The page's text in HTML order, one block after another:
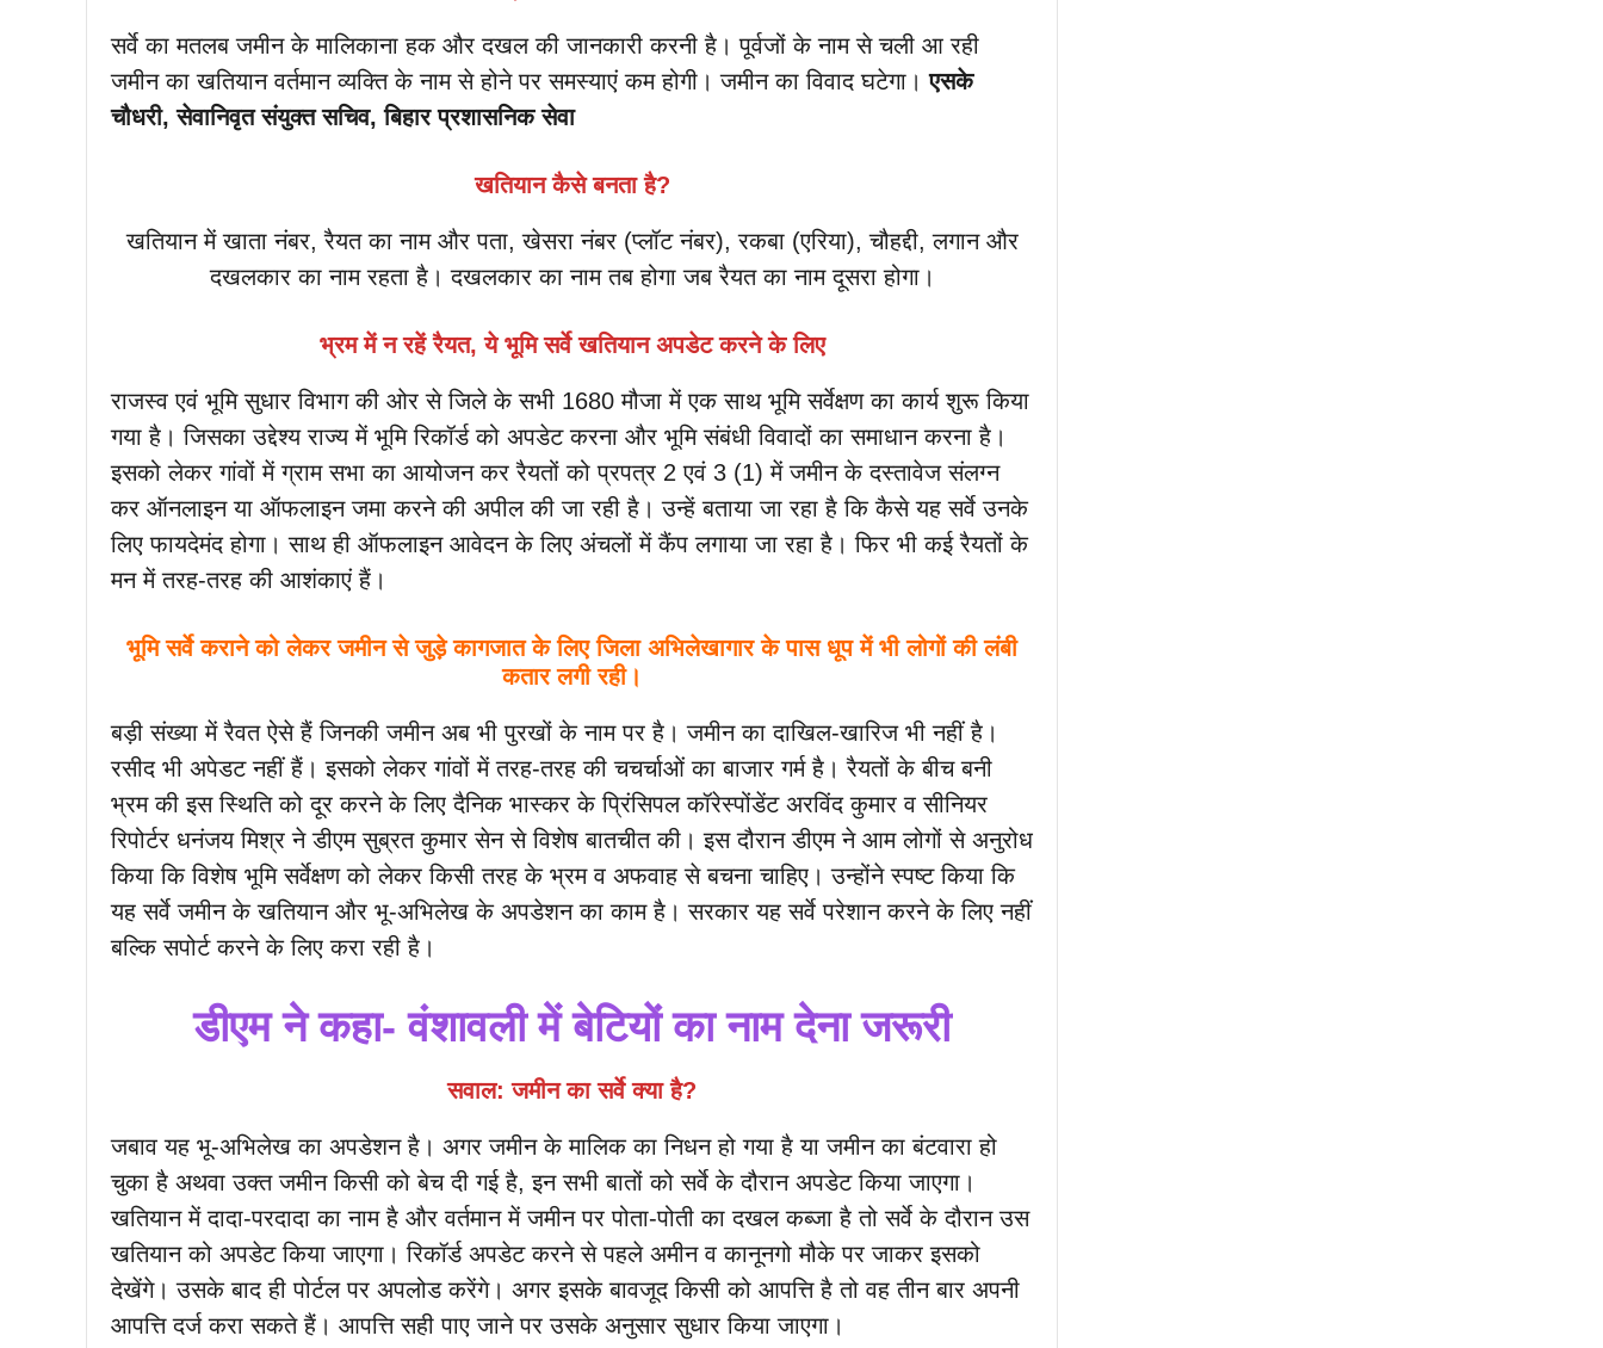
सर्वे का मतलब जमीन के मालिकाना हक और दखल की जानकारी करनी है। पूर्वजों के नाम से चली आ रही
जमीन का खतियान वर्तमान व्यक्ति के नाम से होने पर समस्याएं कम होगी। जमीन का विवाद घटेगा।एसके
चौधरी, सेवानिवृत संयुक्त सचिव, बिहार प्रशासनिक सेवा
खतियान कैसे बनता है?
खतियान में खाता नंबर, रैयत का नाम और पता, खेसरा नंबर (प्लॉट नंबर), रकबा (एरिया), चौहद्दी, लगान और
दखलकार का नाम रहता है। दखलकार का नाम तब होगा जब रैयत का नाम दूसरा होगा।
भ्रम में न रहें रैयत, ये भूमि सर्वे खतियान अपडेट करने के लिए
राजस्व एवं भूमि सुधार विभाग की ओर से जिले के सभी 1680 मौजा में एक साथ भूमि सर्वेक्षण का कार्य शुरू किया
गया है। जिसका उद्देश्य राज्य में भूमि रिकॉर्ड को अपडेट करना और भूमि संबंधी विवादों का समाधान करना है।
इसको लेकर गांवों में ग्राम सभा का आयोजन कर रैयतों को प्रपत्र 2 एवं 3 (1) में जमीन के दस्तावेज संलग्न
कर ऑनलाइन या ऑफलाइन जमा करने की अपील की जा रही है। उन्हें बताया जा रहा है कि कैसे यह सर्वे उनके
लिए फायदेमंद होगा। साथ ही ऑफलाइन आवेदन के लिए अंचलों में कैंप लगाया जा रहा है। फिर भी कई रैयतों के
मन में तरह-तरह की आशंकाएं हैं।
भूमि सर्वे कराने को लेकर जमीन से जुड़े कागजात के लिए जिला अभिलेखागार के पास धूप में भी लोगों की लंबी
कतार लगी रही।
बड़ी संख्या में रैवत ऐसे हैं जिनकी जमीन अब भी पुरखों के नाम पर है। जमीन का दाखिल-खारिज भी नहीं है।
रसीद भी अपेडट नहीं हैं। इसको लेकर गांवों में तरह-तरह की चचर्चाओं का बाजार गर्म है। रैयतों के बीच बनी
भ्रम की इस स्थिति को दूर करने के लिए दैनिक भास्कर के प्रिंसिपल कॉरेस्पोंडेंट अरविंद कुमार व सीनियर
रिपोर्टर धनंजय मिश्र ने डीएम सुब्रत कुमार सेन से विशेष बातचीत की। इस दौरान डीएम ने आम लोगों से अनुरोध
किया कि विशेष भूमि सर्वेक्षण को लेकर किसी तरह के भ्रम व अफवाह से बचना चाहिए। उन्होंने स्पष्ट किया कि
यह सर्वे जमीन के खतियान और भू-अभिलेख के अपडेशन का काम है। सरकार यह सर्वे परेशान करने के लिए नहीं
बल्कि सपोर्ट करने के लिए करा रही है।
डीएम ने कहा- वंशावली में बेटियों का नाम देना जरूरी
सवाल: जमीन का सर्वे क्या है?
जबाव यह भू-अभिलेख का अपडेशन है। अगर जमीन के मालिक का निधन हो गया है या जमीन का बंटवारा हो
चुका है अथवा उक्त जमीन किसी को बेच दी गई है, इन सभी बातों को सर्वे के दौरान अपडेट किया जाएगा।
खतियान में दादा-परदादा का नाम है और वर्तमान में जमीन पर पोता-पोती का दखल कब्जा है तो सर्वे के दौरान उस
खतियान को अपडेट किया जाएगा। रिकॉर्ड अपडेट करने से पहले अमीन व कानूनगो मौके पर जाकर इसको
देखेंगे। उसके बाद ही पोर्टल पर अपलोड करेंगे। अगर इसके बावजूद किसी को आपत्ति है तो वह तीन बार अपनी
आपत्ति दर्ज करा सकते हैं। आपत्ति सही पाए जाने पर उसके अनुसार सुधार किया जाएगा।